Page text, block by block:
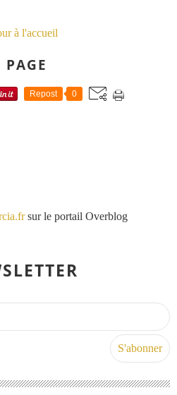
à l'accueil
PAGE
Repost 0
sur le portail Overblog